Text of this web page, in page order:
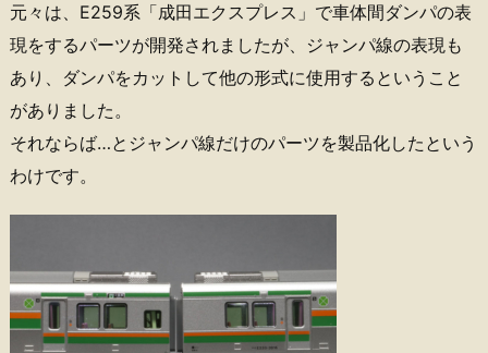
元々は、E259系「成田エクスプレス」で車体間ダンパの表
現をするパーツが開発されましたが、ジャンパ線の表現も
あり、ダンパをカットして他の形式に使用するということ
がありました。
それならば…とジャンパ線だけのパーツを製品化したという
わけです。